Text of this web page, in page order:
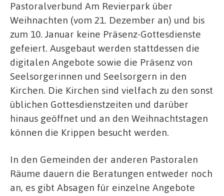
Pastoralverbund Am Revierpark über
Weihnachten (vom 21. Dezember an) und bis
zum 10. Januar keine Präsenz-Gottesdienste
gefeiert. Ausgebaut werden stattdessen die
digitalen Angebote sowie die Präsenz von
Seelsorgerinnen und Seelsorgern in den
Kirchen. Die Kirchen sind vielfach zu den sonst
üblichen Gottesdienstzeiten und darüber
hinaus geöffnet und an den Weihnachtstagen
können die Krippen besucht werden.
In den Gemeinden der anderen Pastoralen
Räume dauern die Beratungen entweder noch
an, es gibt Absagen für einzelne Angebote